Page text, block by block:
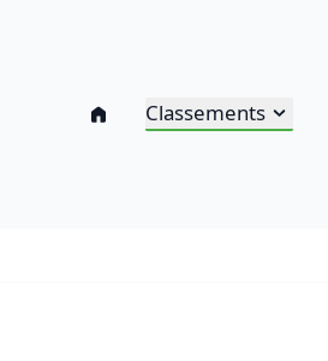
Classements